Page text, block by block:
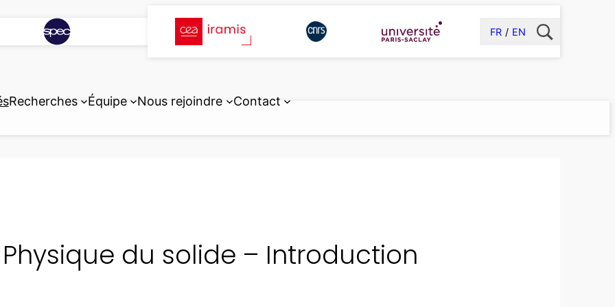
FR EN
Recherches Équipe Nous rejoindre Contact
Physique du solide – Introduction